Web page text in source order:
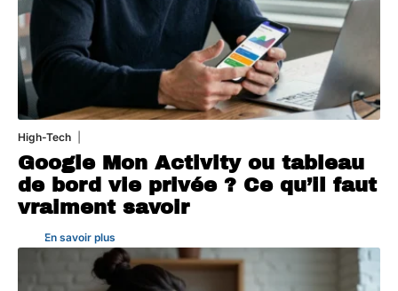
High-Tech
Google Mon Activity ou tableau
de bord vie privée ? Ce qu’il faut
vraiment savoir
En savoir plus